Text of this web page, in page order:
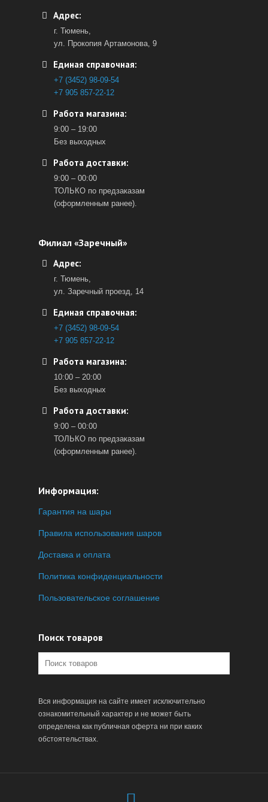
Адрес:
г. Тюмень,
ул. Прокопия Артамонова, 9
Единая справочная:
+7 (3452) 98-09-54
+7 905 857-22-12
Работа магазина:
9:00 – 19:00
Без выходных
Работа доставки:
9:00 – 00:00
ТОЛЬКО по предзаказам
(оформленным ранее).
Филиал «Заречный»
Адрес:
г. Тюмень,
ул. Заречный проезд, 14
Единая справочная:
+7 (3452) 98-09-54
+7 905 857-22-12
Работа магазина:
10:00 – 20:00
Без выходных
Работа доставки:
9:00 – 00:00
ТОЛЬКО по предзаказам
(оформленным ранее).
Информация:
Гарантия на шары
Правила использования шаров
Доставка и оплата
Политика конфиденциальности
Пользовательское соглашение
Поиск товаров
Вся информация на сайте имеет исключительно
ознакомительный характер и не может быть
определена как публичная оферта ни при каких
обстоятельствах.